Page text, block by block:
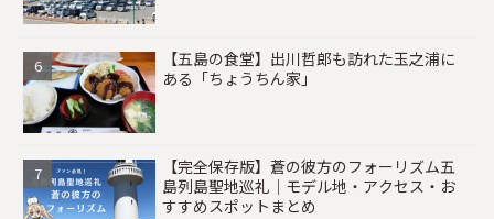
【五島の食堂】出川哲郎も訪れた玉之浦に
ある「ちょうちん家」
【完全保存版】蒼の彼方のフォーリズム五
島列島聖地巡礼｜モデル地・アクセス・お
すすめスポットまとめ